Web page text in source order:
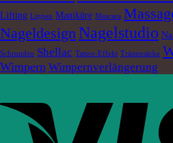
Lifting Lippen Maniküre Mascara
Nageldesign Nagelstudio
Schrunden Shellac Tattoo-Effekt Tränensäcke
Wimpern Wimpernverlängerung